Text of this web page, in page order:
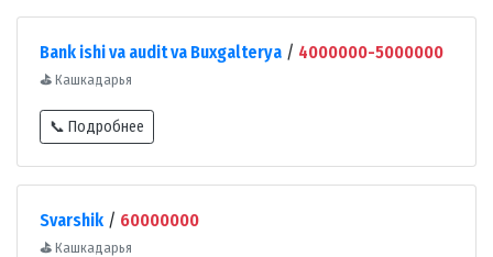
Bank ishi va audit va Buxgalterya / 4000000-5000000
⛳ Кашкадарья
📞 Подробнее
Svarshik / 60000000
⛳ Кашкадарья